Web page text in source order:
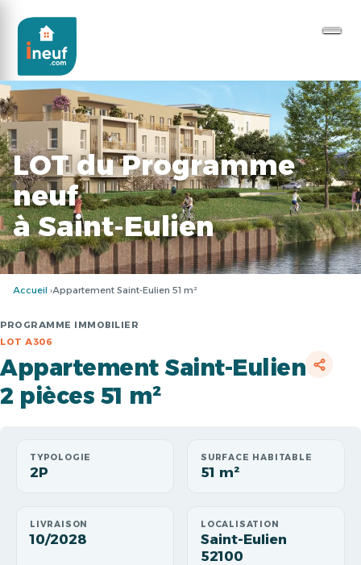
LOT du Programme
neuf
à Saint-Eulien
Accueil Appartement Saint-Eulien 51 m²
PROGRAMME IMMOBILIER
LOT A306
Appartement Saint-Eulien
2 pièces 51 m²
TYPOLOGIE
2P
SURFACE HABITABLE
51 m²
LIVRAISON
10/2028
LOCALISATION
Saint-Eulien
52100